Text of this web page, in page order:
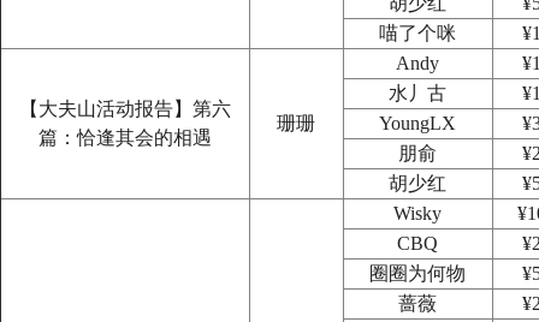
喵了个咪
【大夫山活动报告】第六
篇：恰逢其会的相遇
珊珊
Andy
水丿古
YoungLX
朋俞
胡少红
Wisky
CBQ
圈圈为何物
蔷薇